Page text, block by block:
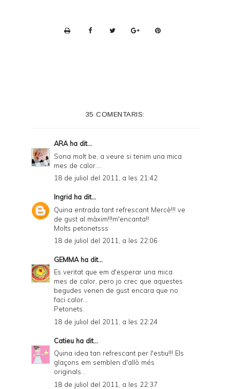
i
e
n
d
l
y
a
n
d
P
D
35 COMENTARIS:
ARAha dit...
Sona molt be, a veure si tenim una mica
mes de calor....
18 de juliol del 2011, a les 21:42
Ingrid ha dit...
Quina entrada tant refrescant Mercè!!! ve
de gust al màxim!!!m'encanta!!
Molts petonetsss
18 de juliol del 2011, a les 22:06
GEMMAha dit...
Es veritat que em d'esperar una mica
mes de calor, pero jo crec que aquestes
begudes venen de gust encara que no
faci calor...
Petonets.
18 de juliol del 2011, a les 22:24
Catieu ha dit...
Quina idea tan refrescant per l'estiu!!! Els
glaçons em semblen d'allò més
originals...
18 de juliol del 2011, a les 22:37